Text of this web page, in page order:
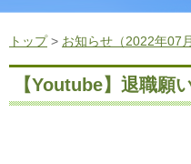
トップ> お知らせ（2022年07月
【Youtube】退職願